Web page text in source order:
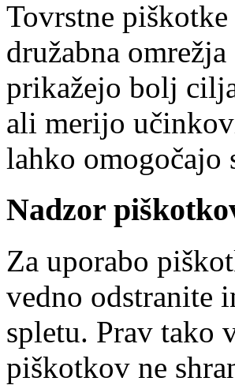
Tovrstne
družabna
prikažejo bolj
ali merijo
lahko omogočajo
Nadzor
Za uporabo
vedno odstranite
spletu. Prav tako
piškotkov ne